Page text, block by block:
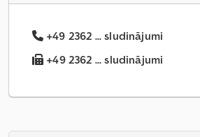
+49 2362 ... sludinājumi
+49 2362 ... sludinājumi